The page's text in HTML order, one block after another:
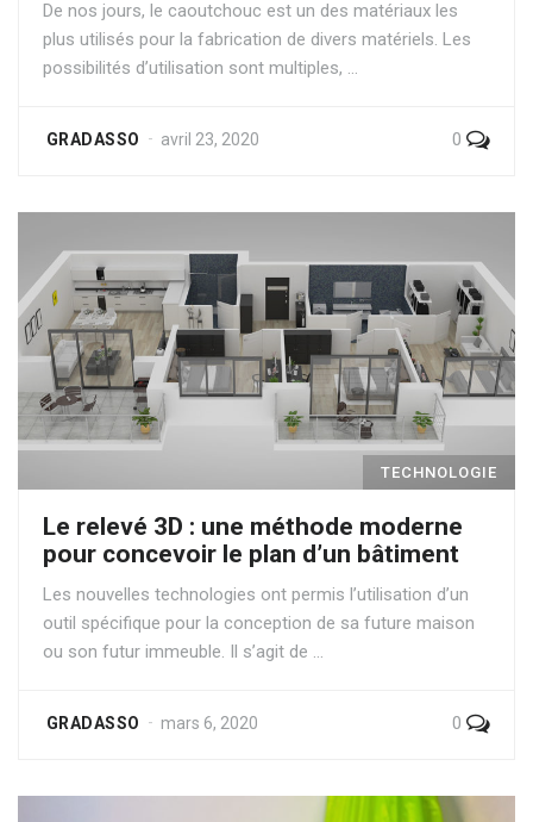
De nos jours, le caoutchouc est un des matériaux les
plus utilisés pour la fabrication de divers matériels. Les
possibilités d’utilisation sont multiples, …
0
GRADASSO avril 23, 2020
TECHNOLOGIE
Le relevé 3D : une méthode moderne
pour concevoir le plan d’un bâtiment
Les nouvelles technologies ont permis l’utilisation d’un
outil spécifique pour la conception de sa future maison
ou son futur immeuble. Il s’agit de …
0
GRADASSO mars 6, 2020